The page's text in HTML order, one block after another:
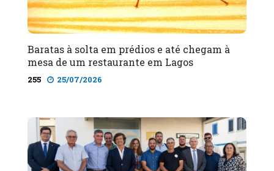
Baratas à solta em prédios e até chegam à
mesa de um restaurante em Lagos
255 25/07/2026